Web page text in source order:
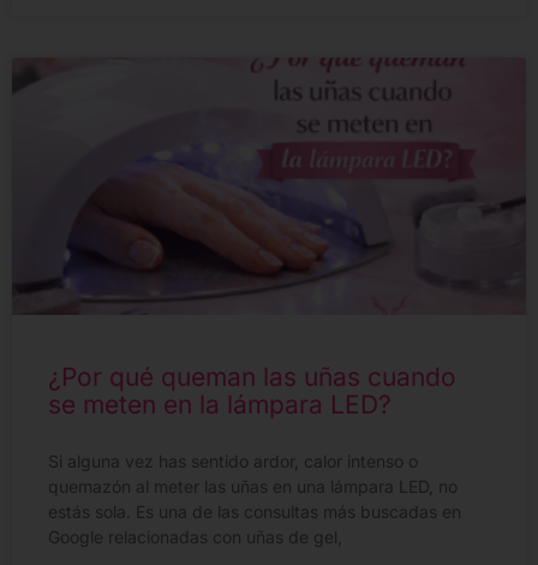
¿Por qué queman las uñas cuando
se meten en la lámpara LED?
Si alguna vez has sentido ardor, calor intenso o
quemazón al meter las uñas en una lámpara LED, no
estás sola. Es una de las consultas más buscadas en
Google relacionadas con uñas de gel,